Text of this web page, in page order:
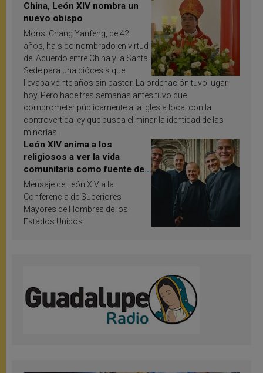
China, León XIV nombra un
nuevo obispo
Mons. Chang Yanfeng, de 42
años, ha sido nombrado en virtud
del Acuerdo entre China y la Santa
Sede para una diócesis que
llevaba veinte años sin pastor. La ordenación tuvo lugar
hoy. Pero hace tres semanas antes tuvo que
comprometer públicamente a la Iglesia local con la
controvertida ley que busca eliminar la identidad de las
minorías.
León XIV anima a los
religiosos a ver la vida
comunitaria como fuente de
inspiración y santificación
Mensaje de León XIV a la
Conferencia de Superiores
Mayores de Hombres de los
Estados Unidos